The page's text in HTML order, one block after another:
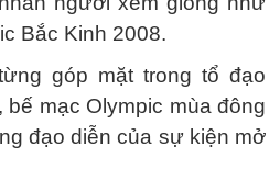
Bắc Kinh 2008.
góp mặt trong tổ đạo
mạc Olympic mùa đông
đạo diễn của sự kiện mở